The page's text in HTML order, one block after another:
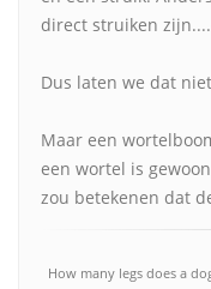
direct struiken
Dus laten we dat
Maar een
een wortel is
zou betekenen dat
How many legs does a